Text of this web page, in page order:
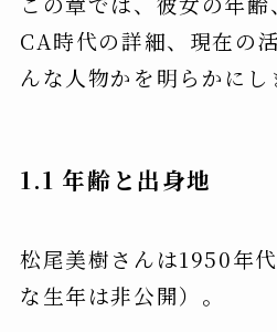
CA時代の詳細、現在の
んな人物かを明らかにし
1.1 年齢と出身地
松尾美樹さんは1950年
な生年は非公開）。